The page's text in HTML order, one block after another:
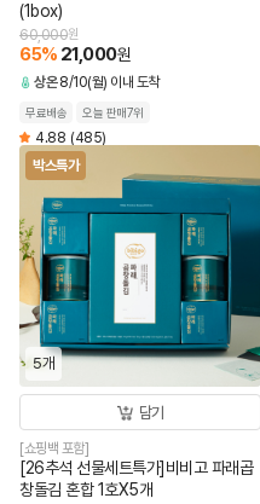
(1box)
60,000원
65% 21,000원
상온 8/10(월) 이내 도착
무료배송 오늘 판매7위
4.88 (485)
박스특가
5개
담기
[쇼핑백 포함]
[26추석 선물세트특가]비비고 파래곱
창돌김 혼합 1호X5개